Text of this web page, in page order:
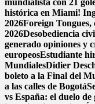
mundialista con 21
histórica en Miami!
2026Foreign
2026Desobediencia
generado opiniones y
europeosEstudiante
MundialesDidier
boleto a la Final del
a las calles de Bogotá
vs España: el duelo de